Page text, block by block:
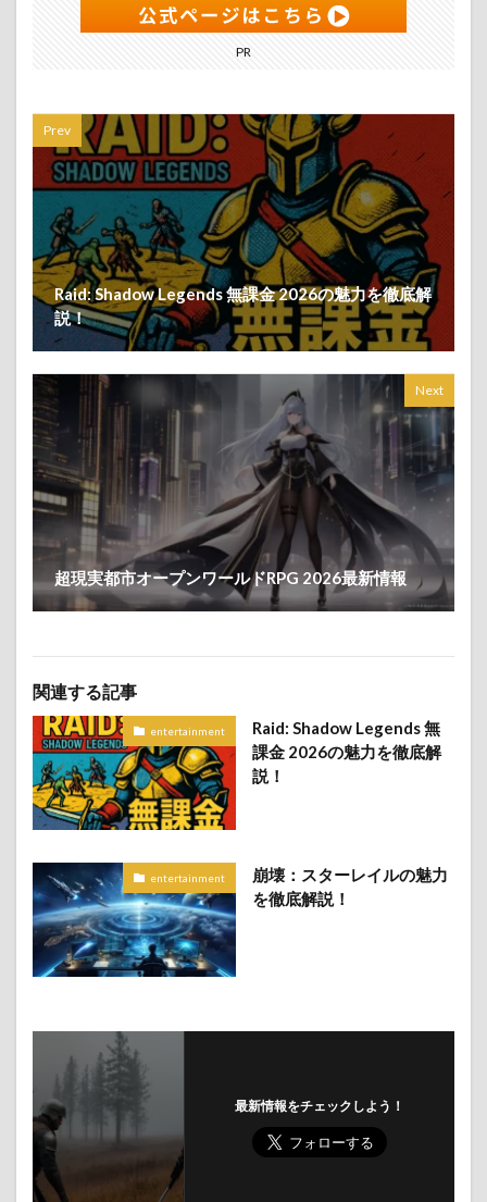
PR
Prev
Raid: Shadow Legends 無課金 2026の魅力を徹底解
説！
Next
超現実都市オープンワールドRPG 2026最新情報
関連する記事
entertainment
Raid: Shadow Legends 無
課金 2026の魅力を徹底解
説！
entertainment
崩壊：スターレイルの魅力
を徹底解説！
最新情報をチェックしよう！